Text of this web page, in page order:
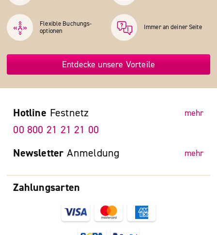
Flexible Buchungs­
optionen
Immer an deiner Seite
Entdecke unsere Vorteile
Zahlungsarten
Hotline Festnetz mehr
00 800 21 21 21 00
Newsletter Anmeldung mehr